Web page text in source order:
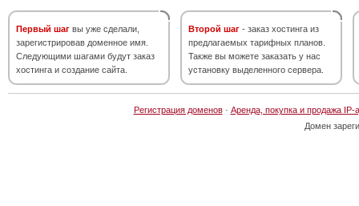
Первый шаг вы уже сделали,
зарегистрировав доменное имя.
Следующими шагами будут заказ
хостинга и создание сайта.
Второй шаг - заказ хостинга из
предлагаемых тарифных планов.
Также вы можете заказать у нас
установку выделенного сервера.
Регистрация доменов· Аренда, покупка и продажа IP-
Домен